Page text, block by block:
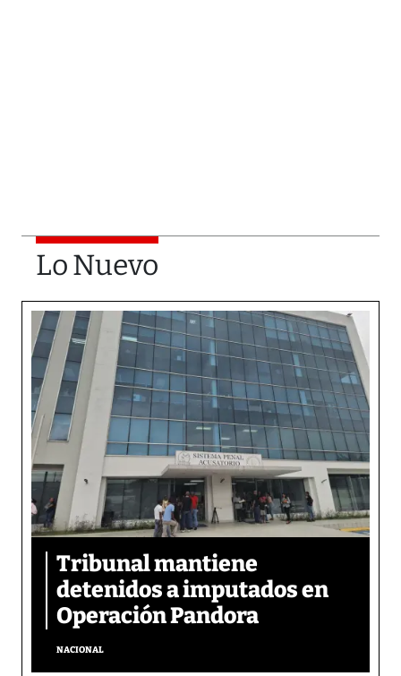
Lo Nuevo
Tribunal mantiene
detenidos a imputados en
Operación Pandora
NACIONAL